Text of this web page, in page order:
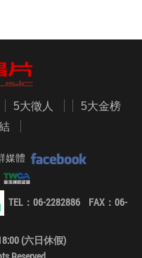
5大徵人
5大金榜
媒體
TEL：06-2282886 FAX：06-
(六日休假)